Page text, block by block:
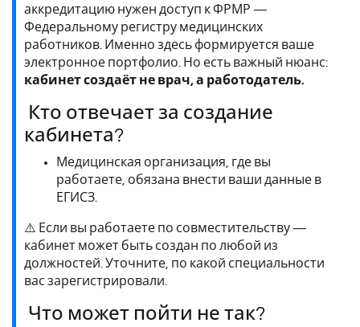
аккредитацию нужен доступ к ФРМР —
Федеральному регистру медицинских
работников. Именно здесь формируется ваше
электронное портфолио. Но есть важный нюанс:
кабинет создаёт не врач, а работодатель.
Кто отвечает за создание
кабинета?
Медицинская организация, где вы
работаете, обязана внести ваши данные в
ЕГИСЗ.
⚠️ Если вы работаете по совместительству —
кабинет может быть создан по любой из
должностей. Уточните, по какой специальности
вас зарегистрировали.
Что может пойти не так?